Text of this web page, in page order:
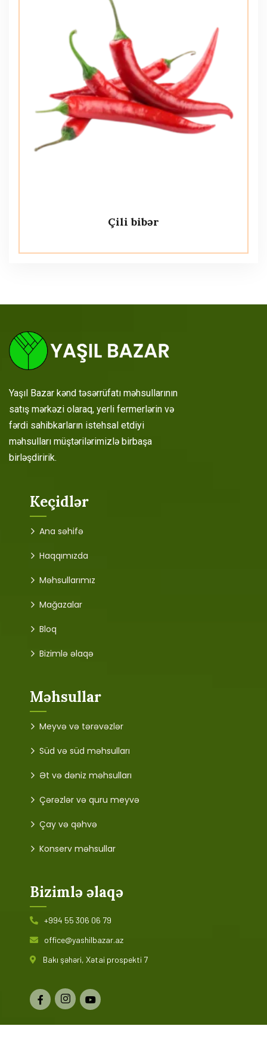
Çili bibər
Yaşıl Bazar kənd təsərrüfatı məhsullarının
satış mərkəzi olaraq, yerli fermerlərin və
fərdi sahibkarların istehsal etdiyi
məhsulları müştərilərimizlə birbaşa
birləşdiririk.
Keçidlər
Ana səhifə
Haqqımızda
Məhsullarımız
Mağazalar
Bloq
Bizimlə əlaqə
Məhsullar
Meyvə və tərəvəzlər
Süd və süd məhsulları
Ət və dəniz məhsulları
Çərəzlər və quru meyvə
Çay və qəhvə
Konserv məhsullar
Bizimlə əlaqə
+994 55 306 06 79
office@yashilbazar.az
Bakı şəhəri, Xətai prospekti 7